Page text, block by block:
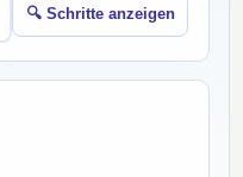
🔍 Schritte anzeigen